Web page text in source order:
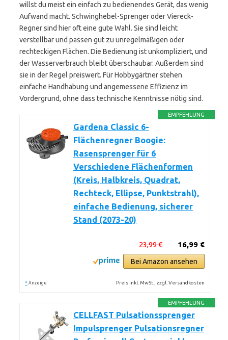
willst du meist ein einfach zu bedienendes Gerät, das wenig
Aufwand macht. Schwinghebel-Sprenger oder Viereck-
Regner sind hier oft eine gute Wahl. Sie sind leicht
verstellbar und passen gut zu unregelmäßigen oder
rechteckigen Flächen. Die Bedienung ist unkompliziert, und
der Wasserverbrauch bleibt überschaubar. Außerdem sind
sie in der Regel preiswert. Für Hobbygärtner stehen
einfache Handhabung und angemessene Effizienz im
Vordergrund, ohne dass technische Kenntnisse nötig sind.
EMPFEHLUNG
Gardena Classic 6-
Flächenregner Boogie:
Rasensprenger für 6
Verschiedene Flächenformen
(Kreis, Halbkreis, Quadrat,
Rechteck, Ellipse, Punktstrahl),
einfache Bedienung, sicherer
Stand (2073-20)
16,99 €
23,99 €
Bei Amazon ansehen
* Anzeige Preis inkl. MwSt., zzgl. Versandkosten
EMPFEHLUNG
CELLFAST Pulsationssprenger
Impulsprenger Pulsationsregner